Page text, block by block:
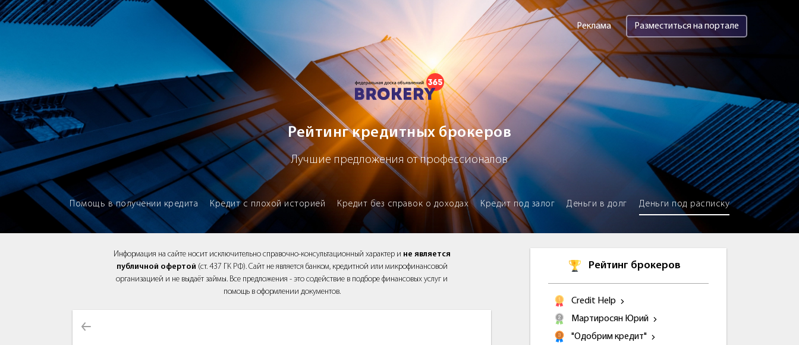
Brokery365 - Рейтинг кредитных брокеров
Реклама Разместиться на портале
Рейтинг кредитных брокеров
Лучшие предложения от профессионалов
Помощь в получении кредита Кредит с плохой историей Кредит без справок о доходах Кредит под залог Деньги в долг Деньги под расписку
Информация на сайте носит исключительно справочно-консультационный характер и не является
публичной офертой (ст. 437 ГК РФ). Сайт не является банком, кредитной или микрофинансовой
организацией и не выдаёт займы. Все предложения - это содействие в подборе финансовых услуг и
помощь в оформлении документов.
Рейтинг брокеров
Credit Help
Мартиросян Юрий
"Одобрим кредит"